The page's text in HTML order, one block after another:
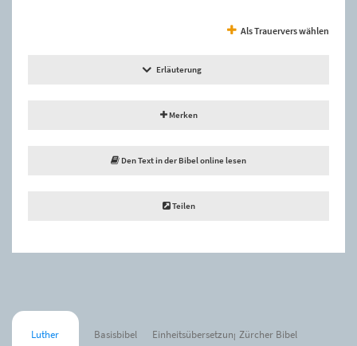
Als Trauervers wählen
Erläuterung
Merken
Den Text in der Bibel online lesen
Teilen
Luther Basisbibel Einheitsübersetzung Zürcher Bibel